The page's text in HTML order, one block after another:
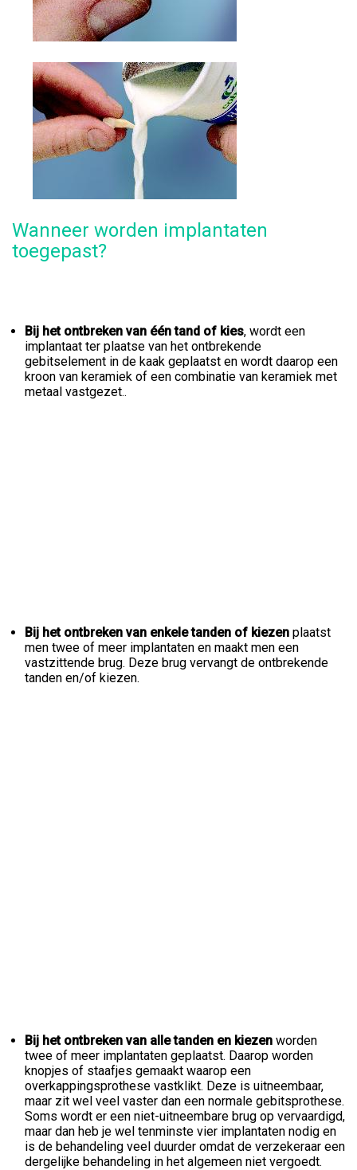
Wanneer worden implantaten
toegepast?
Bij het ontbreken van één tand of kies, wordt een
implantaat ter plaatse van het ontbrekende
gebitselement in de kaak geplaatst en wordt daarop een
kroon van keramiek of een combinatie van keramiek met
metaal vastgezet..
Bij het ontbreken van enkele tanden of kiezen plaatst
men twee of meer implantaten en maakt men een
vastzittende brug. Deze brug vervangt de ontbrekende
tanden en/of kiezen.
Bij het ontbreken van alle tanden en kiezen worden
twee of meer implantaten geplaatst. Daarop worden
knopjes of staafjes gemaakt waarop een
overkappingsprothese vastklikt. Deze is uitneembaar,
maar zit wel veel vaster dan een normale gebitsprothese.
Soms wordt er een niet-uitneembare brug op vervaardigd,
maar dan heb je wel tenminste vier implantaten nodig en
is de behandeling veel duurder omdat de verzekeraar een
dergelijke behandeling in het algemeen niet vergoedt.